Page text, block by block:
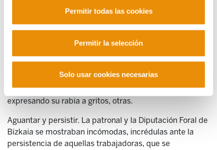
Permitir todas las cookies
Permitir la selección
Solo usar cookies necesarias
de cuidados y que ellas estaban pagando las
instituciones públicas… Fueron informando de su lucha
de manera puntual. Acudieron a los medios, tomaron las
calles de Bilbao, recorrieron Bizkaia, organizaron
Hicieron llegar su reivindicación a todas partes,
acompañadas de cantos y sonrisas, unas veces, y
expresando su rabia a gritos, otras.
Aguantar y persistir. La patronal y la Diputación Foral de
Bizkaia se mostraban incómodas, incrédulas ante la
persistencia de aquellas trabajadoras, que se